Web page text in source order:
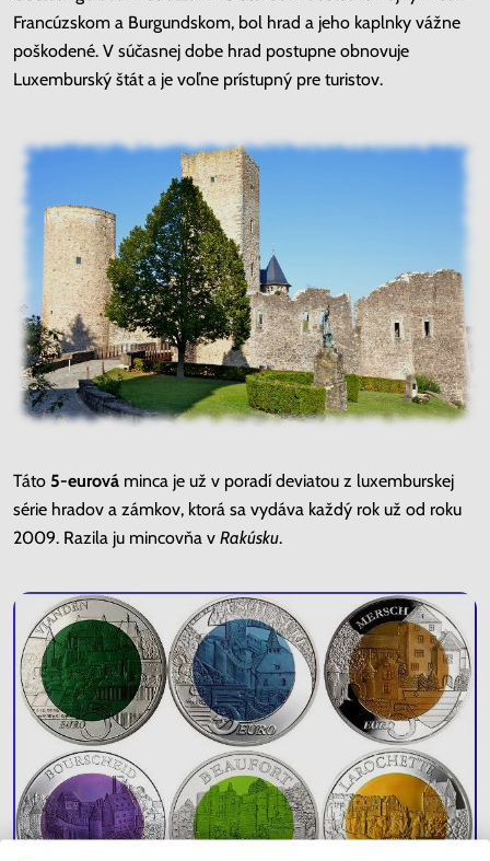
Francúzskom a Burgundskom, bol hrad a jeho kaplnky vážne
poškodené. V súčasnej dobe hrad postupne obnovuje
Luxemburský štát a je voľne prístupný pre turistov.
Táto 5-eurová minca je už v poradí deviatou z luxemburskej
série hradov a zámkov, ktorá sa vydáva každý rok už od roku
2009. Razila ju mincovňa v Rakúsku.